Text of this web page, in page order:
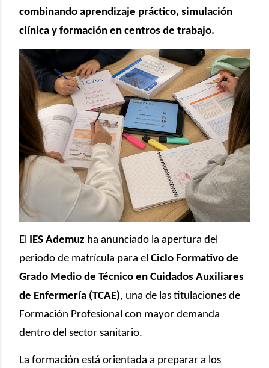
combinando aprendizaje práctico, simulación
clínica y formación en centros de trabajo.
El IES Ademuz ha anunciado la apertura del
periodo de matrícula para el Ciclo Formativo de
Grado Medio de Técnico en Cuidados Auxiliares
de Enfermería (TCAE), una de las titulaciones de
Formación Profesional con mayor demanda
dentro del sector sanitario.
La formación está orientada a preparar a los